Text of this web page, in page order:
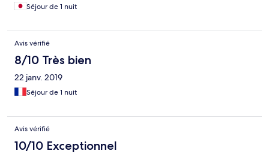
Séjour de 1 nuit
Avis vérifié
8/10 Très bien
22 janv. 2019
Séjour de 1 nuit
Avis vérifié
10/10 Exceptionnel